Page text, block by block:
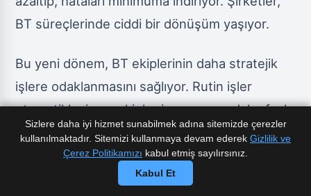
BT süreçlerinde ciddi bir dönüşüm yaşıyor.
Bu yeni dönem, BT ekiplerinin daha stratejik
işlere odaklanmasını sağlıyor. Rutin işler
otomatikleşince, ekipler inovasyona daha fazla
zaman ayırıyor. Genel verimlilik bu sayede
Sizlere daha iyi hizmet sunabilmek adına sitemizde çerezler
kullanılmaktadır. Sitemizi kullanmaya devam ederek Gizlilik ve
Çerez Politikamızı kabul etmiş sayılırsınız.
Kabul Et